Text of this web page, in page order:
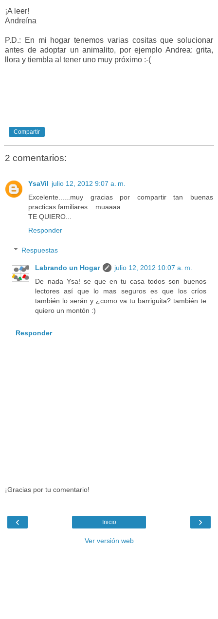
¡A leer!
Andreína
P.D.: En mi hogar tenemos varias cositas que solucionar
antes de adoptar un animalito, por ejemplo Andrea: grita,
llora y tiembla al tener uno muy próximo :-(
Compartir
2 comentarios:
YsaVil julio 12, 2012 9:07 a. m.
Excelente......muy gracias por compartir tan buenas
practicas familiares... muaaaa.
TE QUIERO...
Responder
Respuestas
Labrando un Hogar
julio 12, 2012 10:07 a. m.
De nada Ysa! se que en tu casa todos son buenos
lectores así que lo mas seguros es que los críos
también lo serán y ¿como va tu barriguita? también te
quiero un montón :)
Responder
¡Gracias por tu comentario!
‹ ›
Inicio
Ver versión web